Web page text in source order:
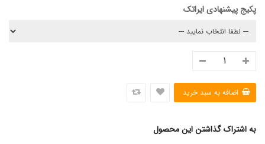
پکیج پیشنهادی ایراتک
به اشتراک گذاشتن این محصول